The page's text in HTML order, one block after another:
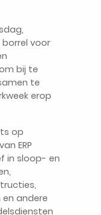
voor
bij te
te
erop
op
ERP
in sloop- en
andere